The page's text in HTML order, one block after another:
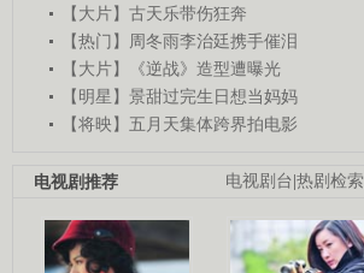
【大片】古天乐带伤狂奔
【热门】周冬雨李治廷携手催泪
【大片】《逆战》造型遭曝光
【明星】景甜过完生日想当妈妈
【将映】五月天集体跨界拍电影
电视剧台|热剧检索
电视剧推荐